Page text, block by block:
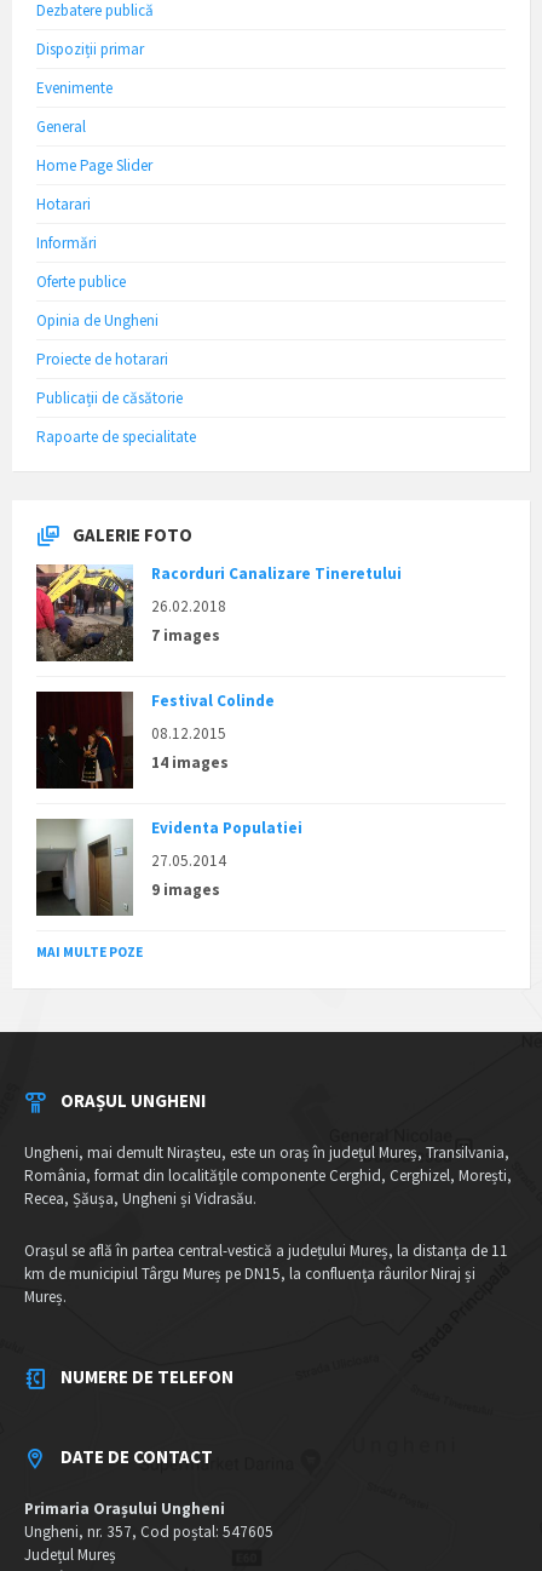
Dezbatere publică
Dispoziții primar
Evenimente
General
Home Page Slider
Hotarari
Informări
Oferte publice
Opinia de Ungheni
Proiecte de hotarari
Publicații de căsătorie
Rapoarte de specialitate
GALERIE FOTO
Racorduri Canalizare Tineretului
26.02.2018
7 images
Festival Colinde
08.12.2015
14 images
Evidenta Populatiei
27.05.2014
9 images
MAI MULTE POZE
ORAȘUL UNGHENI
Ungheni, mai demult Nirașteu, este un oraș în județul Mureș, Transilvania,
România, format din localitățile componente Cerghid, Cerghizel, Morești,
Recea, Șăușa, Ungheni și Vidrasău.
Orașul se află în partea central-vestică a județului Mureș, la distanța de 11
km de municipiul Târgu Mureș pe DN15, la confluența râurilor Niraj și
Mureș.
NUMERE DE TELEFON
DATE DE CONTACT
Primaria Orașului Ungheni
Ungheni, nr. 357, Cod poștal: 547605
Județul Mureș